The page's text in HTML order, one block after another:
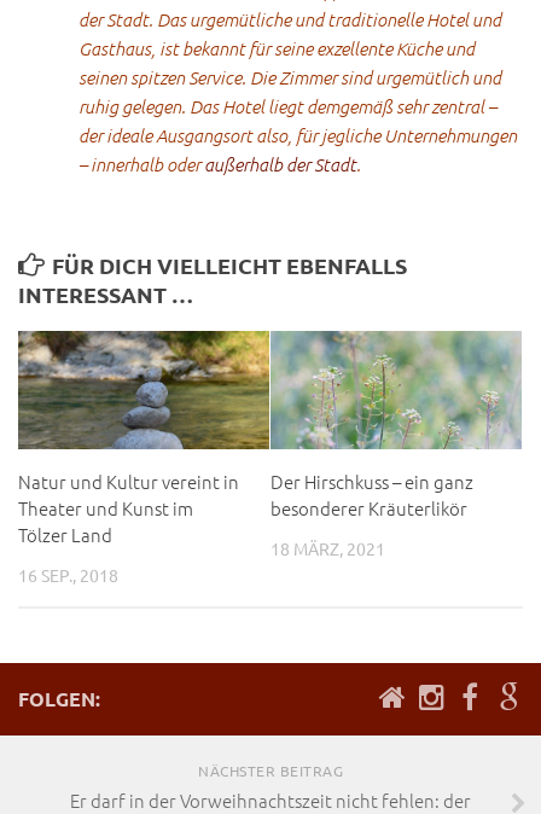
der Stadt. Das urgemütliche und traditionelle Hotel und
Gasthaus, ist bekannt für seine exzellente Küche und
seinen spitzen Service. Die Zimmer sind urgemütlich und
ruhig gelegen. Das Hotel liegt demgemäß sehr zentral –
der ideale Ausgangsort also, für jegliche Unternehmungen
– innerhalb oderaußerhalb der Stadt.
FÜR DICH VIELLEICHT EBENFALLS
INTERESSANT …
Natur und Kultur vereint in
Theater und Kunst im
Tölzer Land
16 SEP., 2018
Der Hirschkuss – ein ganz
besonderer Kräuterlikör
18 MÄRZ, 2021
FOLGEN:
NÄCHSTER BEITRAG
Er darf in der Vorweihnachtszeit nicht fehlen: der